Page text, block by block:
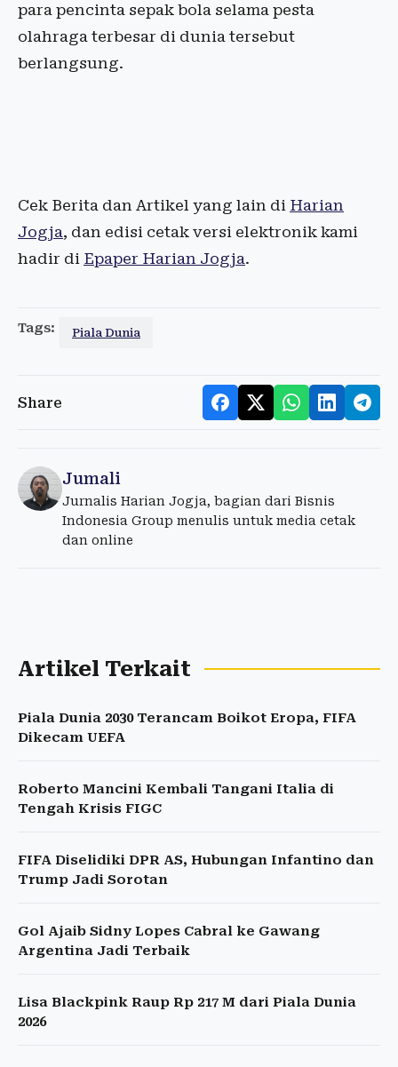
para pencinta sepak bola selama pesta
olahraga terbesar di dunia tersebut
berlangsung.
Cek Berita dan Artikel yang lain di Harian
Jogja, dan edisi cetak versi elektronik kami
hadir di Epaper Harian Jogja.
Tags: Piala Dunia
Share
Jumali
Jurnalis Harian Jogja, bagian dari Bisnis
Indonesia Group menulis untuk media cetak
dan online
Artikel Terkait
Piala Dunia 2030 Terancam Boikot Eropa, FIFA
Dikecam UEFA
Roberto Mancini Kembali Tangani Italia di
Tengah Krisis FIGC
FIFA Diselidiki DPR AS, Hubungan Infantino dan
Trump Jadi Sorotan
Gol Ajaib Sidny Lopes Cabral ke Gawang
Argentina Jadi Terbaik
Lisa Blackpink Raup Rp 217 M dari Piala Dunia
2026